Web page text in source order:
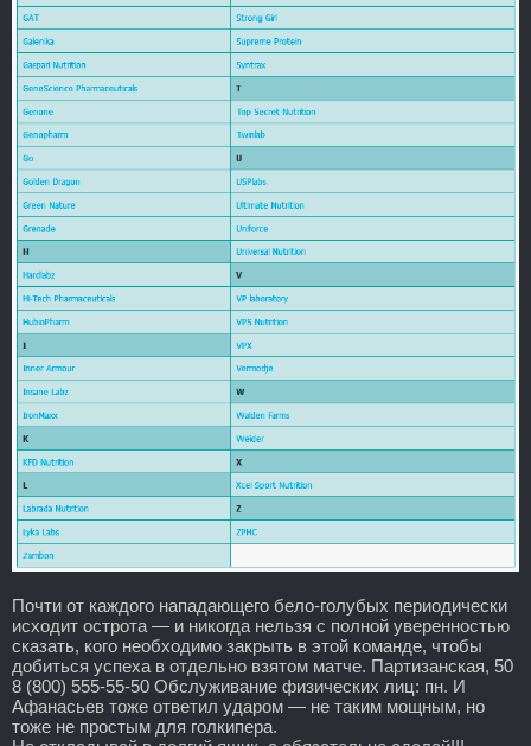
Почти от каждого нападающего бело-голубых периодически
исходит острота — и никогда нельзя с полной уверенностью
сказать, кого необходимо закрыть в этой команде, чтобы
добиться успеха в отдельно взятом матче. Партизанская, 50
8 (800) 555-55-50 Обслуживание физических лиц: пн. И
Афанасьев тоже ответил ударом — не таким мощным, но
тоже не простым для голкипера.